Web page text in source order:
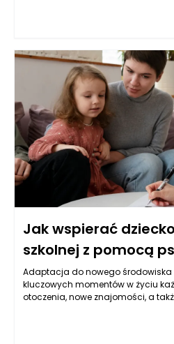
takim rozwiązaniu, dlatego meble
powinny być projektowane z
pomieszczenia, wysokości sufitu,
potrzeb domowników. Wysoka
wnętrzu elegancji, ale może też je
zostanie źle dobrana
Najlepszy efekt powstaje wtedy,
dominuje nad estetyką, a każdy
uzasadnienie.
Jak wspierać
szkolnej z pomocą
Adaptacja do nowego środowiska
kluczowych momentów w życiu
otoczenia, nowe znajomości, a
aby rodzice i opiekunowie